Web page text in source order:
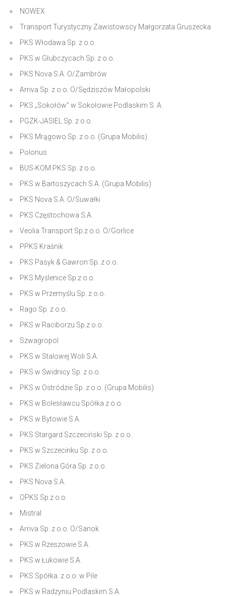
NOWEX
Transport Turystyczny Zawistowscy Małgorzata Gruszecka
PKS Włodawa Sp. z o.o.
PKS w Głubczycach Sp. z o.o.
PKS Nova S.A. O/Zambrów
Arriva Sp. z o.o. O/Sędziszów Małopolski
PKS „Sokołów” w Sokołowie Podlaskim S. A.
PGZK-JASIEL Sp. z o.o.
PKS Mrągowo Sp. z o.o. (Grupa Mobilis)
Polonus
BUS-KOM PKS Sp. z o.o.
PKS w Bartoszycach S.A. (Grupa Mobilis)
PKS Nova S.A. O/Suwałki
PKS Częstochowa S.A.
Veolia Transport Sp.z o.o. O/Gorlice
PPKS Kraśnik
PKS Pasyk & Gawron Sp. z o.o.
PKS Myślenice Sp.z o.o.
PKS w Przemyślu Sp. z o.o.
Rago Sp. z o.o.
PKS w Raciborzu Sp.z o.o.
Szwagropol
PKS w Stalowej Woli S.A.
PKS w Świdnicy Sp. z o.o.
PKS w Ostródzie Sp. z o.o. (Grupa Mobilis)
PKS w Bolesławcu Spółka z o.o.
PKS w Bytowie S.A.
PKS Stargard Szczeciński Sp. z o.o.
PKS w Szczecinku Sp. z o.o.
PKS Zielona Góra Sp. z o.o.
PKS Nova S.A.
OPKS Sp.z o.o.
Mistral
Arriva Sp. z o.o. O/Sanok
PKS w Rzeszowie S.A.
PKS w Łukowie S.A.
PKS Spółka. z o.o. w Pile
PKS w Radzyniu Podlaskim S.A.